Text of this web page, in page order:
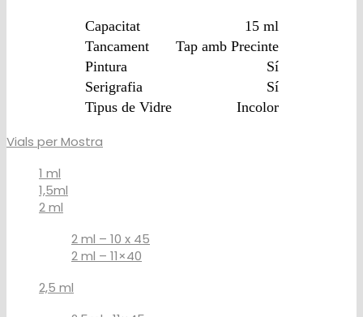
Capacitat
15 ml
Tancament
Tap amb Precinte
Pintura
Sí
Serigrafia
Sí
Tipus de Vidre
Incolor
Vials per Mostra
1 ml
1,5ml
2 ml
2 ml – 10 x 45
2 ml – 11×40
2,5 ml